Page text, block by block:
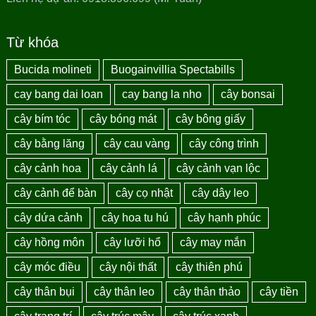
Từ khóa
Bucida molineti Buogainvillia Spectabills
cay bang dai loan cay bang la nho cây bonsai
cây bím tóc cây bóng mát cây bông giấy
cây bằng lăng cây cau vàng cây công trình
cây cảnh hoa cây cảnh lá cây cảnh vạn lộc
cây cảnh để bàn cây cọ nhật cây dây leo
cây dứa cảnh cây hoa tu hú cây hạnh phúc
cây hồng môn cây lưỡi hổ cây may mắn
cây móc điều cây nội thất cây thiên phú
cây thân bụi cây thân leo cây thân thảo cây tiền